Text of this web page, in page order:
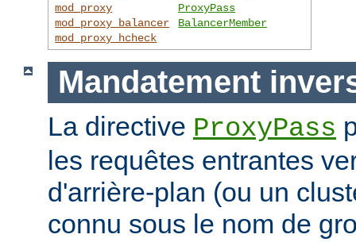
mod_proxy
mod_proxy_balancer
mod_proxy_hcheck
ProxyPass
BalancerMember
Mandatement
La directive ProxyPass
les requêtes entrantes
d'arrière-plan (ou un
connu sous le nom de